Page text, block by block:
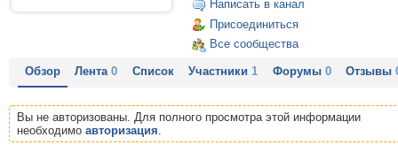
Написать в канал
Присоединиться
Все сообщества
Обзор Лента0 Список Участники1 Форумы 0 Отзывы
Вы не авторизованы. Для полного просмотра этой информации
необходимо авторизация.